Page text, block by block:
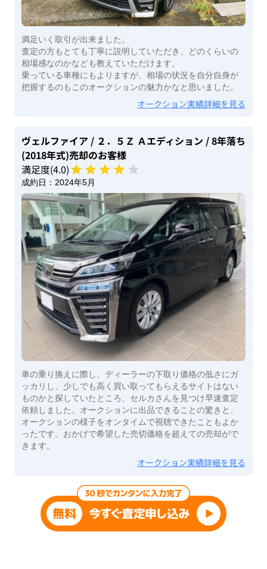
満足いく取引が出来ました。
査定の方もとても丁寧に説明していただき、どのくらいの
相場感なのかなども教えていただけます。
乗っている車種にもよりますが、相場の状況を自分自身が
把握するのもこのオークションの魅力かなと思いました。
オークション実績詳細を見る
ヴェルファイア / ２．５Ｚ Ａエディション / 8年落ち
(2018年式)売却のお客様
満足度(4.0)
成約日： 2024年5月
車の乗り換えに際し、ディーラーの下取り価格の低さにガ
ッカリし、少しでも高く買い取ってもらえるサイトはない
ものかと探していたところ、セルカさんを見つけ早速査定
依頼しました。オークションに出品できることの驚きと、
オークションの様子をオンタイムで視聴できたこともよか
ったです。おかげで希望した売切価格を超えての売却がで
きます。
オークション実績詳細を見る